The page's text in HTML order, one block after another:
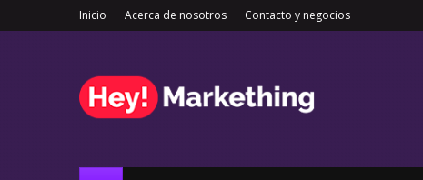
Inicio Acerca de nosotros Contacto y negocios